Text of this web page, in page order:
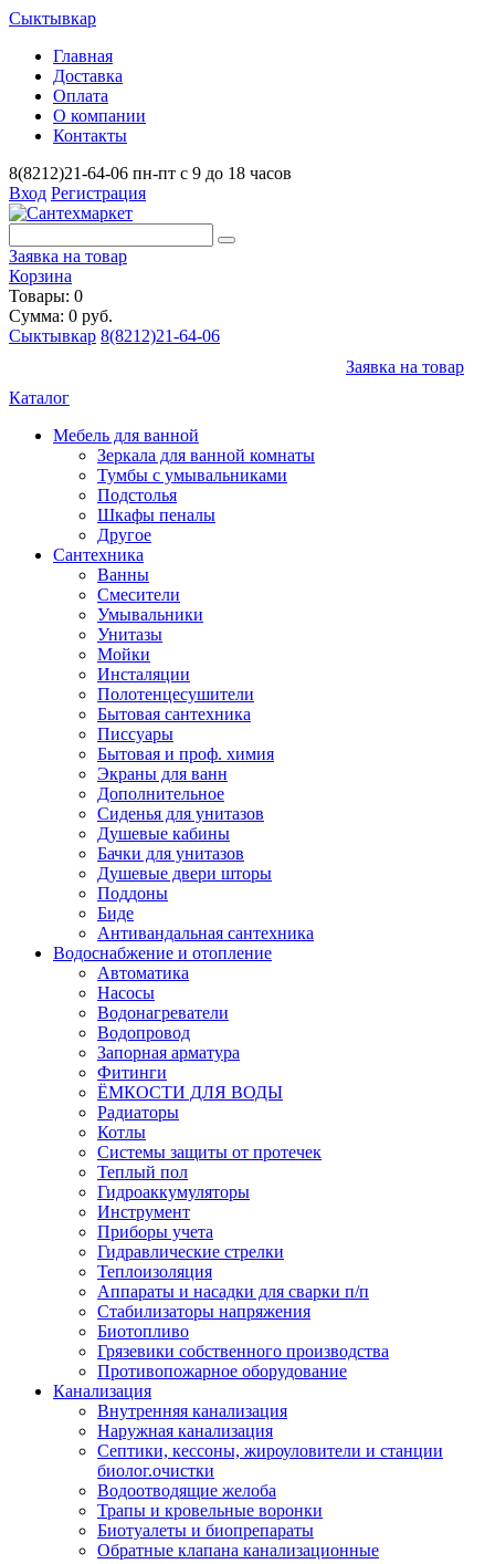
Сыктывкар
Главная
Доставка
Оплата
О компании
Контакты
8(8212)21-64-06 пн-пт с 9 до 18 часов
Вход Регистрация
Заявка на товар
Корзина
Товары: 0
Сумма: 0 руб.
Сыктывкар 8(8212)21-64-06
Заявка на товар
Каталог
Мебель для ванной
Зеркала для ванной комнаты
Тумбы с умывальниками
Подстолья
Шкафы пеналы
Другое
Сантехника
Ванны
Смесители
Умывальники
Унитазы
Мойки
Инсталяции
Полотенцесушители
Бытовая сантехника
Писсуары
Бытовая и проф. химия
Экраны для ванн
Дополнительное
Сиденья для унитазов
Душевые кабины
Бачки для унитазов
Душевые двери шторы
Поддоны
Биде
Антивандальная сантехника
Водоснабжение и отопление
Автоматика
Насосы
Водонагреватели
Водопровод
Запорная арматура
Фитинги
ЁМКОСТИ ДЛЯ ВОДЫ
Радиаторы
Котлы
Системы защиты от протечек
Теплый пол
Гидроаккумуляторы
Инструмент
Приборы учета
Гидравлические стрелки
Теплоизоляция
Аппараты и насадки для сварки п/п
Стабилизаторы напряжения
Биотопливо
Грязевики собственного производства
Противопожарное оборудование
Канализация
Внутренняя канализация
Наружная канализация
Септики, кессоны, жироуловители и станции
биолог.очистки
Водоотводящие желоба
Трапы и кровельные воронки
Биотуалеты и биопрепараты
Обратные клапана канализационные